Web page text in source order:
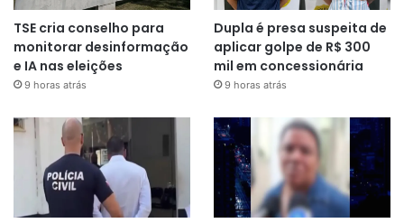
TSE cria conselho para
monitorar desinformação
e IA nas eleições
9 horas atrás
Dupla é presa suspeita de
aplicar golpe de R$ 300
mil em concessionária
9 horas atrás